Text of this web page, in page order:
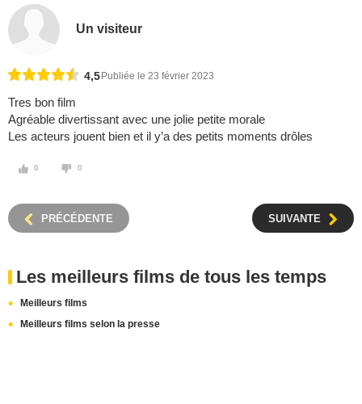
Un visiteur
4,5 Publiée le 23 février 2023
Tres bon film
Agréable divertissant avec une jolie petite morale
Les acteurs jouent bien et il y’a des petits moments drôles
0 0
PRÉCÉDENTE SUIVANTE
Les meilleurs films de tous les temps
Meilleurs films
Meilleurs films selon la presse